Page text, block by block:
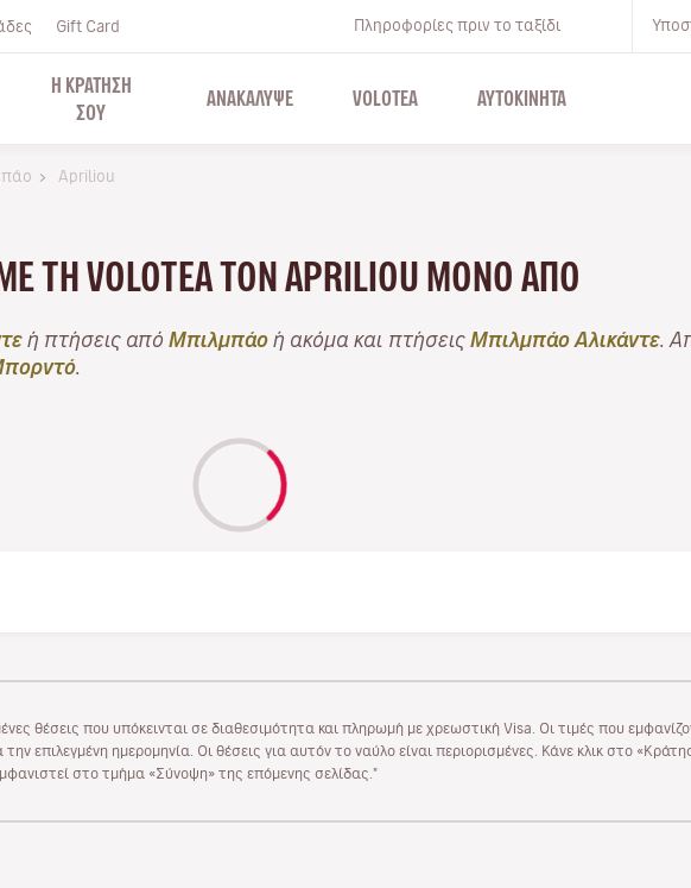
Gift Card Πληροφορίες πριν το ταξίδι
Η ΚΡΑΤΗΣΗ
ΣΟΥ
ΑΝΑΚΑΛΥΨΕ VOLOTEA ΑΥΤΟΚΊΝΗΤΑ
Apriliou
ΤΗ VOLOTEA ΤΟΝ APRILIOU ΜΌΝΟ ΑΠΌ
ή πτήσεις από Μπιλμπάο ή ακόμα και πτήσεις Μπιλμπάο Αλικάντε .
θέσεις που υπόκεινται σε διαθεσιμότητα και πληρωμή με χρεωστική Visa. Οι τιμές που
την επιλεγμένη ημερομηνία. Οι θέσεις για αυτόν το ναύλο είναι περιορισμένες. Κάνε κλικ στο
στο τμήμα «Σύνοψη» της επόμενης σελίδας."